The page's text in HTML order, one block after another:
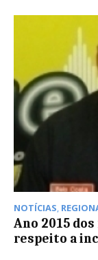
NOTÍCIAS,
Ano 2015
respeito a